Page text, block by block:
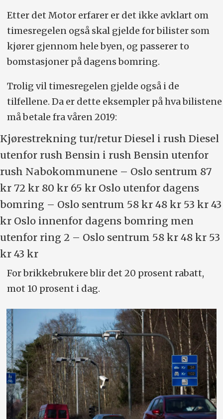
Etter det Motor erfarer er det ikke avklart om
timesregelen også skal gjelde for bilister som
kjører gjennom hele byen, og passerer to
bomstasjoner på dagens bomring.
Trolig vil timesregelen gjelde også i de
tilfellene. Da er dette eksempler på hva bilistene
må betale fra våren 2019:
Kjørestrekning tur/retur Diesel i rush Diesel
utenfor rush Bensin i rush Bensin utenfor
rush Nabokommunene – Oslo sentrum 87
kr 72 kr 80 kr 65 kr Oslo utenfor dagens
bomring – Oslo sentrum 58 kr 48 kr 53 kr 43
kr Oslo innenfor dagens bomring men
utenfor ring 2 – Oslo sentrum 58 kr 48 kr 53
kr 43 kr
For brikkebrukere blir det 20 prosent rabatt,
mot 10 prosent i dag.